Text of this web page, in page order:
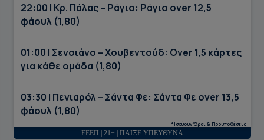
22:00 | Κρ. Πάλας – Ράγιο: Ράγιο over 12,5
φάουλ (1,80)
01:00 | Σενσιάνο – Χουβεντούδ: Over 1,5 κάρτες
για κάθε ομάδα (1,80)
03:30 | Πενιαρόλ – Σάντα Φε: Σάντα Φε over 13,5
φάουλ (1,80)
*Ισχύουν Όροι & Προϋποθέσεις
ΕΕΕΠ | 21+ | ΠΑΙΞΕ ΥΠΕΥΘΥΝΑ